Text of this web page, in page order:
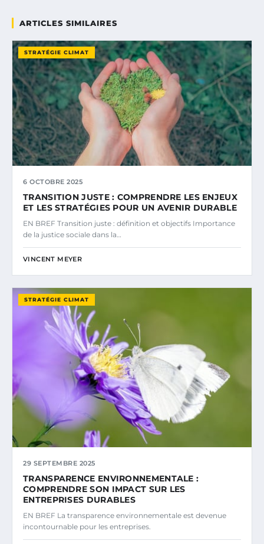
ARTICLES SIMILAIRES
STRATÉGIE CLIMAT
6 OCTOBRE 2025
TRANSITION JUSTE : COMPRENDRE LES ENJEUX
ET LES STRATÉGIES POUR UN AVENIR DURABLE
EN BREF Transition juste : définition et objectifs Importance
de la justice sociale dans la…
VINCENT MEYER
STRATÉGIE CLIMAT
29 SEPTEMBRE 2025
TRANSPARENCE ENVIRONNEMENTALE :
COMPRENDRE SON IMPACT SUR LES
ENTREPRISES DURABLES
EN BREF La transparence environnementale est devenue
incontournable pour les entreprises.